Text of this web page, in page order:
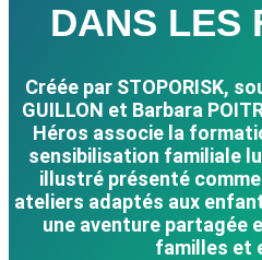
DANS LES
Créée par STOPORISK,
GUILLON et Barbara
Héros associe la
sensibilisation familiale
illustré présenté
ateliers adaptés aux
une aventure partagée
familles et